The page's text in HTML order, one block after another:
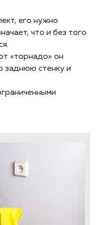
его нужно
что и без того
«торнадо» он
заднюю стенку и